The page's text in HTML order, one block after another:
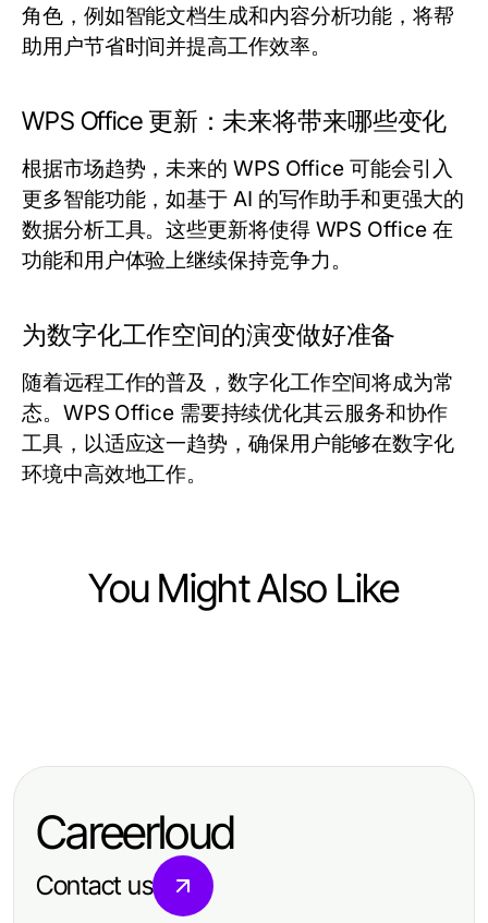
角色，例如智能文档生成和内容分析功能，将帮
助用户节省时间并提高工作效率。
WPS Office 更新：未来将带来哪些变化
根据市场趋势，未来的 WPS Office 可能会引入
更多智能功能，如基于 AI 的写作助手和更强大的
数据分析工具。这些更新将使得 WPS Office 在
功能和用户体验上继续保持竞争力。
为数字化工作空间的演变做好准备
随着远程工作的普及，数字化工作空间将成为常
态。WPS Office 需要持续优化其云服务和协作
工具，以适应这一趋势，确保用户能够在数字化
环境中高效地工作。
You Might Also Like
Page Summary You Need for 2026
WPS中文办公软件下载的五大成功策
Careerloud
Contact us